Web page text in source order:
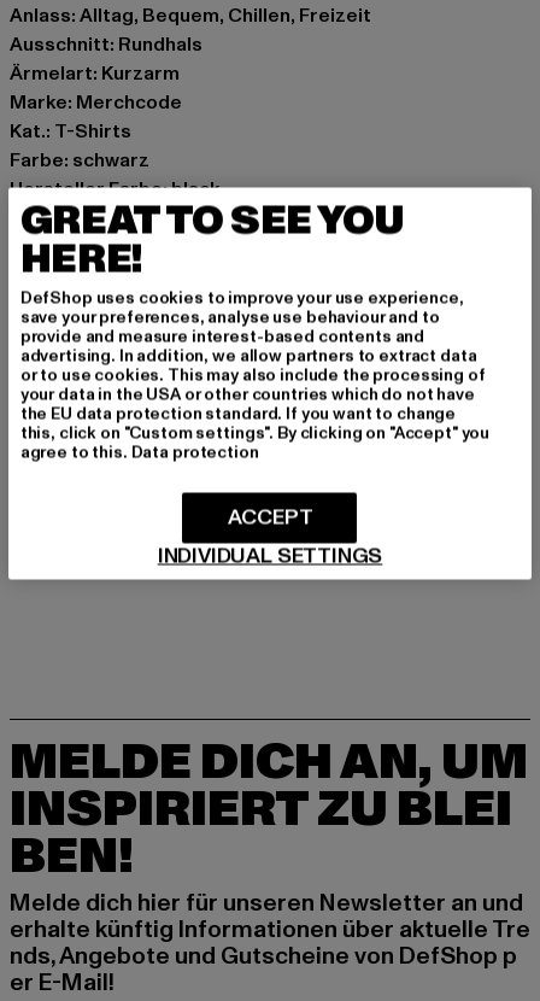
Anlass: Alltag, Bequem, Chillen, Freizeit
Ausschnitt: Rundhals
Ärmelart: Kurzarm
Marke: Merchcode
Kat.: T-Shirts
Farbe: schwarz
Hersteller Farbe: black
Materialzusammensetzung: 100% Baumwolle
Art.Nr: MT696-00007
Hersteller: TB International GmbH |info@tbint.de
Dr.-Robert-Murjahn-Straße 7 | 64372 Ober-Ramstadt |
DE
GRÖSSE & PASSFORM
PFLEGEHINWEISE
LIEFERUNG & RÜCKGABE
MELDE DICH AN, UM
INSPIRIERT ZU BLEI
BEN!
Melde dich hier für unseren Newsletter an und
erhalte künftig Informationen über aktuelle Tre
nds, Angebote und Gutscheine von DefShop p
er E-Mail!
GREAT TO SEE YOU
HERE!
DefShop uses cookies to improve your use experience,
save your preferences, analyse use behaviour and to
provide and measure interest-based contents and
advertising. In addition, we allow partners to extract data
or to use cookies. This may also include the processing of
your data in the USA or other countries which do not have
the EU data protection standard. If you want to change
this, click on "Custom settings". By clicking on "Accept" you
agree to this. Data protection
INDIVIDUAL SETTINGS
ACCEPT